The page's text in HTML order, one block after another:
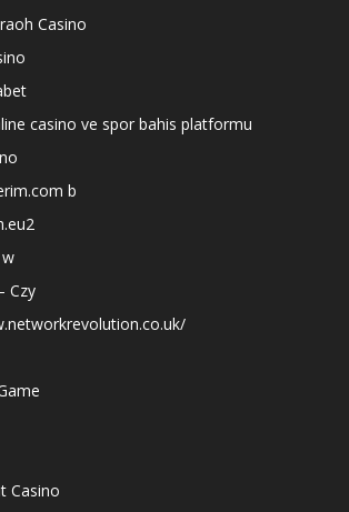
Casino
casino ve spor bahis platformu
b
Czy
Casino